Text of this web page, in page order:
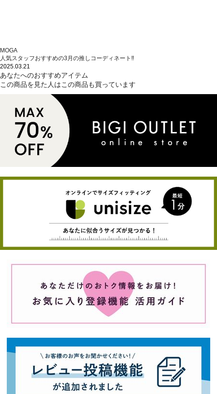
MOGA
人気スタッフおすすめの3月の推しコーディネート‼
2025.03.21
あなたへのおすすめアイテム
この商品を見た人はこの商品も買っています